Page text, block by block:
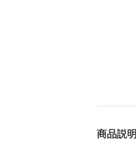
商品説明